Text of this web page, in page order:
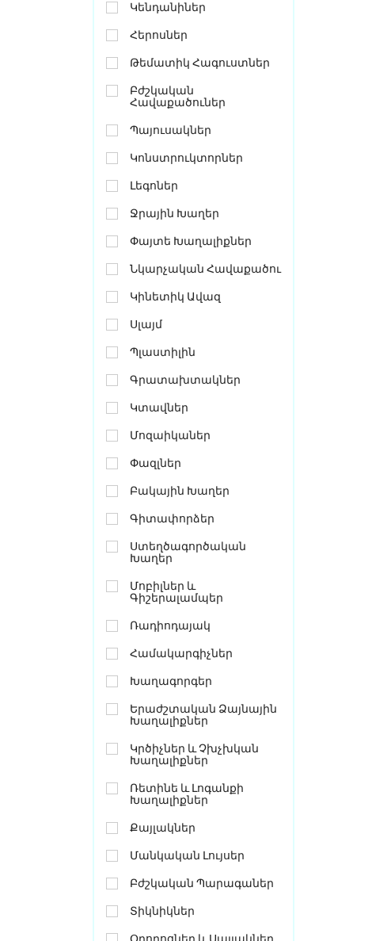
Կենդանիներ
Հերոսներ
Թեմատիկ Հագուստներ
Բժշկական
Հավաքածուներ
Պայուսակներ
Կոնստրուկտորներ
Լեգոներ
Ջրային Խաղեր
Փայտե Խաղալիքներ
Նկարչական Հավաքածու
Կինետիկ Ավազ
Սլայմ
Պլաստիլին
Գրատախտակներ
Կտավներ
Մոզաիկաներ
Փազլներ
Բակային Խաղեր
Գիտափորձեր
Ստեղծագործական
Խաղեր
Մոբիլներ ԵՒ
Գիշերալամպեր
Ռադիոդայակ
Համակարգիչներ
Խաղագորգեր
Երաժշտական Ձայնային
Խաղալիքներ
Կրծիչներ ԵՒ Չխչխկան
Խաղալիքներ
Ռետինե ԵՒ Լոգանքի
Խաղալիքներ
Քայլակներ
Մանկական Լույսեր
Բժշկական Պարագաներ
Տիկնիկներ